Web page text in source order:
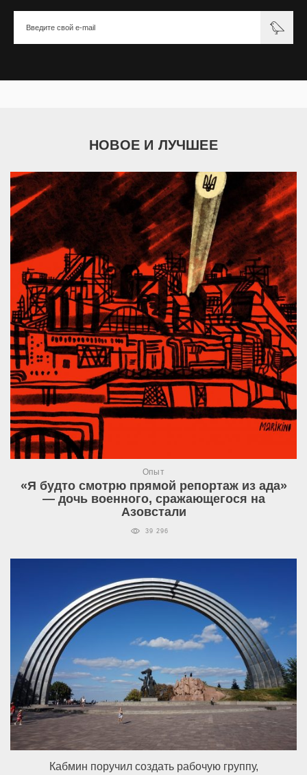
НОВОЕ И ЛУЧШЕЕ
Опыт
«Я будто смотрю прямой репортаж из ада»
— дочь военного, сражающегося на
Азовстали
39 296
Кабмин поручил создать рабочую группу,